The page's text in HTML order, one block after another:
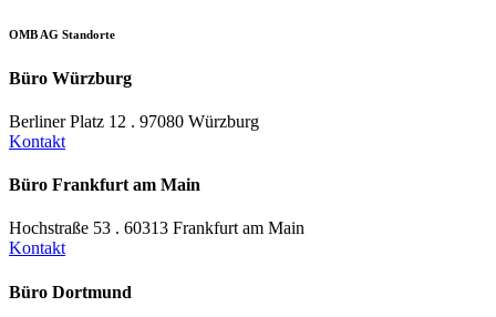
OMB AG Standorte
Büro Würzburg
Berliner Platz 12 . 97080 Würzburg
Kontakt
Büro Frankfurt am Main
Hochstraße 53 . 60313 Frankfurt am Main
Kontakt
Büro Dortmund